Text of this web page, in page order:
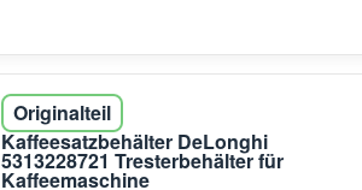
Originalteil
Kaffeesatzbehälter DeLonghi
5313228721 Tresterbehälter für
Kaffeemaschine